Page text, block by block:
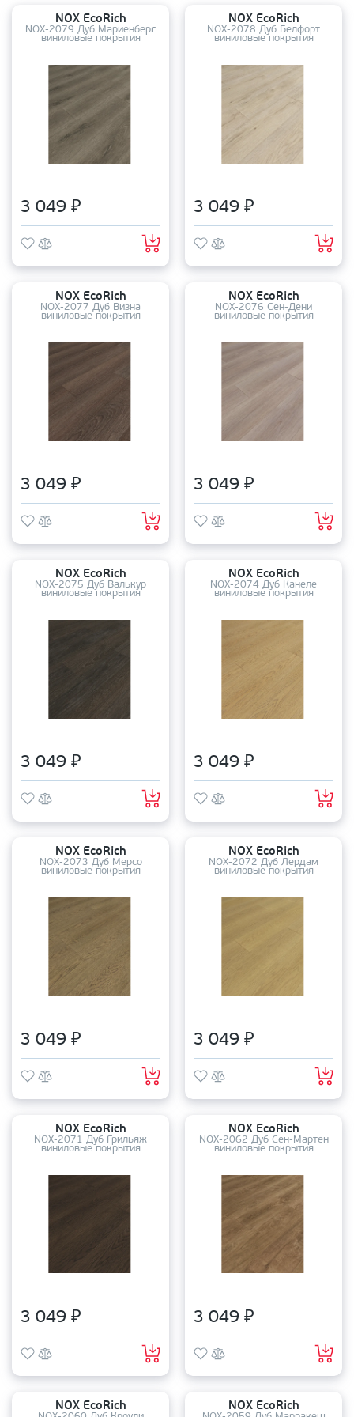
NOX EcoRich
NOX-2079 Дуб Мариенберг
виниловые покрытия
3 049 ₽
NOX EcoRich
NOX-2078 Дуб Белфорт
виниловые покрытия
3 049 ₽
NOX EcoRich
NOX-2077 Дуб Визна
виниловые покрытия
3 049 ₽
NOX EcoRich
NOX-2076 Сен-Дени
виниловые покрытия
3 049 ₽
NOX EcoRich
NOX-2075 Дуб Валькур
виниловые покрытия
3 049 ₽
NOX EcoRich
NOX-2074 Дуб Канеле
виниловые покрытия
3 049 ₽
NOX EcoRich
NOX-2073 Дуб Мерсо
виниловые покрытия
3 049 ₽
NOX EcoRich
NOX-2072 Дуб Лердам
виниловые покрытия
3 049 ₽
NOX EcoRich
NOX-2071 Дуб Грильяж
виниловые покрытия
3 049 ₽
NOX EcoRich
NOX-2062 Дуб Сен-Мартен
виниловые покрытия
3 049 ₽
NOX EcoRich NOX EcoRich